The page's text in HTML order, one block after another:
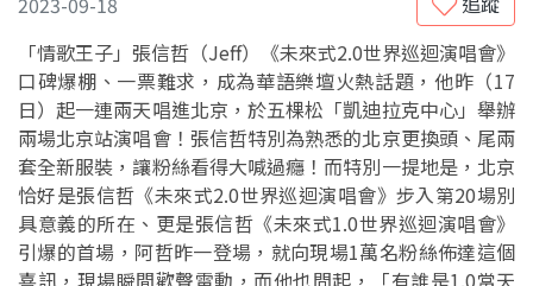
「情歌王子」張信哲（Jeff）《未來式2.0世界巡迴演唱會》
口碑爆棚、一票難求，成為華語樂壇火熱話題，他昨（17
日）起一連兩天唱進北京，於五棵松「凱迪拉克中心」舉辦
兩場北京站演唱會！張信哲特別為熟悉的北京更換頭、尾兩
套全新服裝，讓粉絲看得大喊過癮！而特別一提地是，北京
恰好是張信哲《未來式2.0世界巡迴演唱會》步入第20場別
具意義的所在、更是張信哲《未來式1.0世界巡迴演唱會》
引爆的首場，阿哲昨一登場，就向現場1萬名粉絲佈達這個